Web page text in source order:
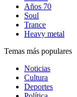
Años 70
Soul
Trance
Heavy metal
Temas más populares
Noticias
Cultura
Deportes